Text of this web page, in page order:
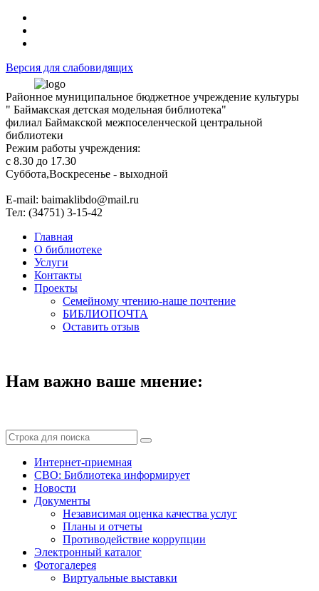
Версия для слабовидящих
Районное муниципальное бюджетное учреждение культуры
" Баймакская детская модельная библиотека"
филиал Баймакской межпоселенческой центральной
библиотеки
Режим работы учреждения:
с 8.30 до 17.30
Суббота,Воскресенье - выходной
Е-mail: baimaklibdo@mail.ru
Тел: (34751) 3-15-42
Главная
О библиотеке
Услуги
Контакты
Проекты
Семейному чтению-наше почтение
БИБЛИОПОЧТА
Оставить отзыв
Нам важно ваше мнение:
Интернет-приемная
СВО: Библиотека информирует
Новости
Документы
Независимая оценка качества услуг
Планы и отчеты
Противодействие коррупции
Электронный каталог
Фотогалерея
Виртуальные выставки